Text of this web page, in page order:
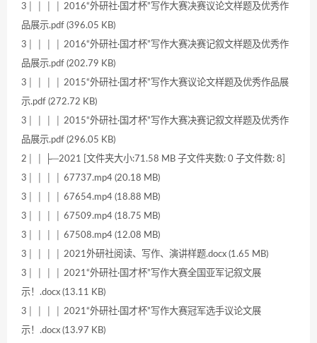
3│ │ │ │ 2016“外研社·国才杯”写作大赛决赛议论文样题及优秀作
品展示.pdf (396.05 KB)
3│ │ │ │ 2016“外研社·国才杯”写作大赛决赛记叙文样题及优秀作
品展示.pdf (202.79 KB)
3│ │ │ │ 2015“外研社·国才杯”写作大赛议论文样题及优秀作品展
示.pdf (272.72 KB)
3│ │ │ │ 2015“外研社·国才杯”写作大赛决赛记叙文样题及优秀作
品展示.pdf (296.05 KB)
2│ │ ├─2021 [文件夹大小:71.58 MB 子文件夹数: 0 子文件数: 8]
3│ │ │ │ 67737.mp4 (20.18 MB)
3│ │ │ │ 67654.mp4 (18.88 MB)
3│ │ │ │ 67509.mp4 (18.75 MB)
3│ │ │ │ 67508.mp4 (12.08 MB)
3│ │ │ │ 2021外研社阅读、写作、演讲样题.docx (1.65 MB)
3│ │ │ │ 2021“外研社·国才杯”写作大赛全国亚军记叙文展
示！.docx (13.11 KB)
3│ │ │ │ 2021“外研社·国才杯”写作大赛冠军选手议论文展
示！.docx (13.97 KB)